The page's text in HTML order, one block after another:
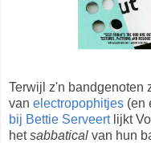
Terwijl z'n bandgenoten
van electropophitjes (en
bij Bettie Serveertlijkt
hetsabbatical van hun